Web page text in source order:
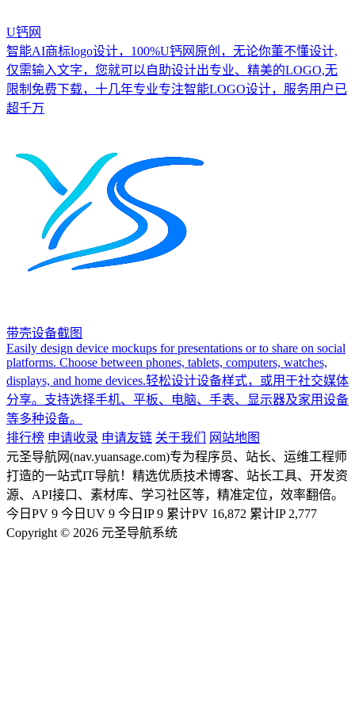
U钙网
智能AI商标logo设计，100%U钙网原创，无论你董不懂设计,
仅需输入文字，您就可以自助设计出专业、精美的LOGO,无
限制免费下载，十几年专业专注智能LOGO设计，服务用户已
超千万
带壳设备截图
Easily design device mockups for presentations or to share on social
platforms. Choose between phones, tablets, computers, watches,
displays, and home devices.轻松设计设备样式，或用于社交媒体
分享。支持选择手机、平板、电脑、手表、显示器及家用设备
等多种设备。
排行榜 申请收录 申请友链 关于我们
网站地图
元圣导航网(nav.yuansage.com)专为程序员、站长、运维工程师
打造的一站式IT导航！精选优质技术博客、站长工具、开发资
源、API接口、素材库、学习社区等，精准定位，效率翻倍。
今日PV 9 今日UV 9 今日IP9 累计PV 16,872 累计IP 2,777
Copyright © 2026 元圣导航系统